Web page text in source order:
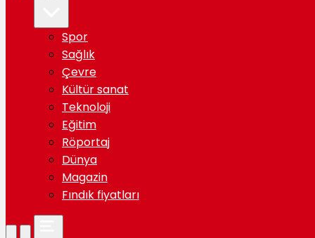
Spor
Sağlık
Çevre
Kültür sanat
Teknoloji
Eğitim
Röportaj
Dünya
Magazin
Fındık fiyatları